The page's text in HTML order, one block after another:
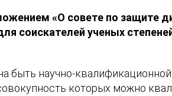
«О совете по защите
соискателей ученых
быть научно-
которых можно